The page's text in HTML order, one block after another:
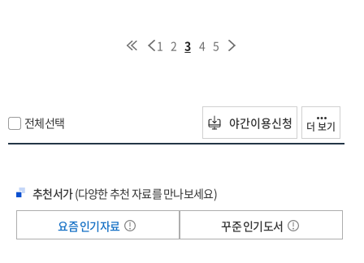
1 2 3 4 5
전체선택 야간이용신청 더 보기
추천서가(다양한 추천 자료를 만나보세요)
요즘 인기자료
꾸준 인기도서